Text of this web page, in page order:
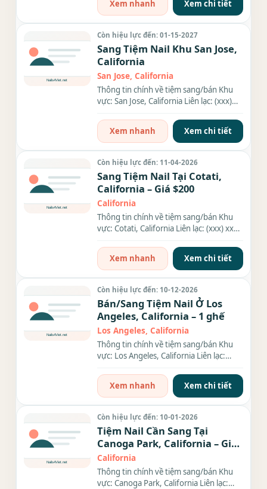
Xem nhanh
Xem chi tiết
Còn hiệu lực đến: 01-15-2027
Sang Tiệm Nail Khu San Jose,
California
San Jose, California
Thông tin chính về tiệm sang/bán Khu
vực: San Jose, California Liên lạc: (xxx)
Xem nhanh
Xem chi tiết
Còn hiệu lực đến: 11-04-2026
Sang Tiệm Nail Tại Cotati,
California – Giá $200
California
Thông tin chính về tiệm sang/bán Khu
vực: Cotati, California Liên lạc: (xxx) xxx-
Xem nhanh
Xem chi tiết
Còn hiệu lực đến: 10-12-2026
Bán/Sang Tiệm Nail Ở Los
Angeles, California – 1 ghế
Los Angeles, California
Thông tin chính về tiệm sang/bán Khu
vực: Los Angeles, California Liên lạc:
Xem nhanh
Xem chi tiết
Còn hiệu lực đến: 10-01-2026
Tiệm Nail Cần Sang Tại
Canoga Park, California – Giá
$60,000
California
Thông tin chính về tiệm sang/bán Khu
vực: Canoga Park, California Liên lạc: